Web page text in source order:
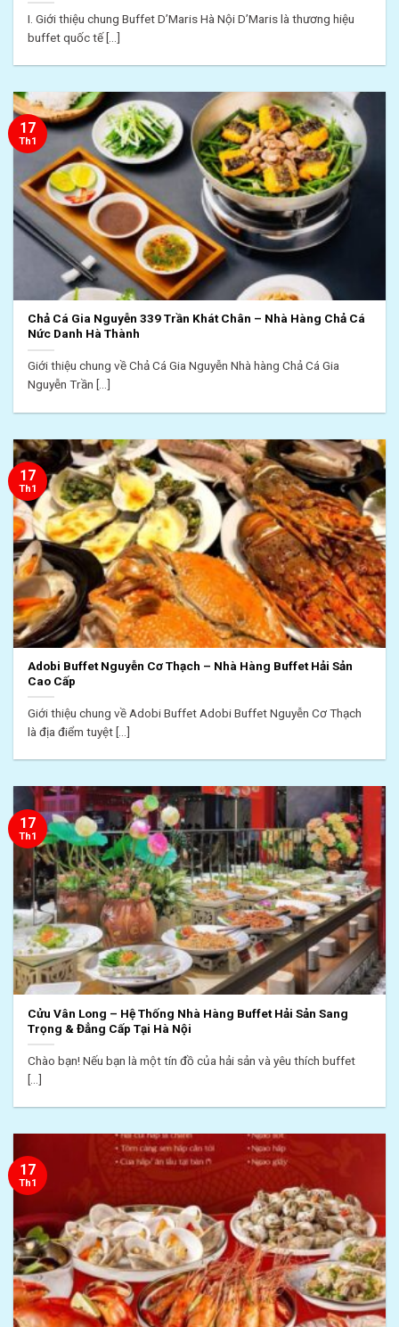
I. Giới thiệu chung Buffet D’Maris Hà Nội D’Maris là thương hiệu
buffet quốc tế [...]
Chả Cá Gia Nguyễn 339 Trần Khát Chân – Nhà Hàng Chả Cá
Nức Danh Hà Thành
Giới thiệu chung về Chả Cá Gia Nguyễn Nhà hàng Chả Cá Gia
Nguyễn Trần [...]
17
Th1
Adobi Buffet Nguyễn Cơ Thạch – Nhà Hàng Buffet Hải Sản
Cao Cấp
Giới thiệu chung về Adobi Buffet Adobi Buffet Nguyễn Cơ Thạch
là địa điểm tuyệt [...]
17
Th1
Cửu Vân Long – Hệ Thống Nhà Hàng Buffet Hải Sản Sang
Trọng & Đẳng Cấp Tại Hà Nội
Chào bạn! Nếu bạn là một tín đồ của hải sản và yêu thích buffet
[...]
17
Th1
17
Th1